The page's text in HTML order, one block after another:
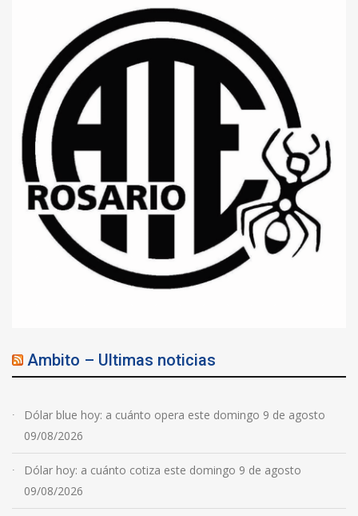
Ambito – Ultimas noticias
Dólar blue hoy: a cuánto opera este domingo 9 de agosto
09/08/2026
Dólar hoy: a cuánto cotiza este domingo 9 de agosto
09/08/2026